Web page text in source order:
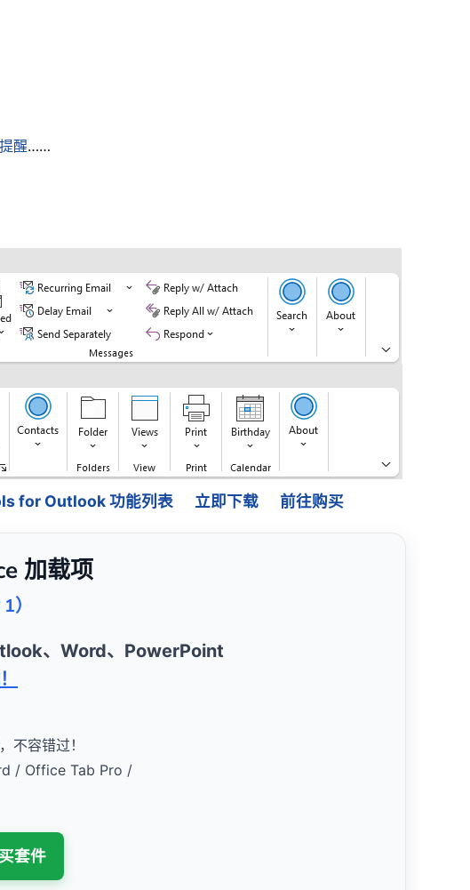
醒……
for Outlook 功能列表 立即下载 前往购买
加载项
、Word、PowerPoint
不容错过！
/ Office Tab Pro /
套件